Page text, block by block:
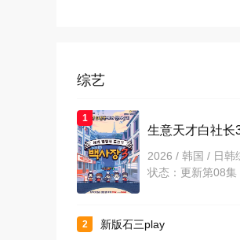
综艺
1
生意天才白社长
2026 / 韩国 / 日韩
状态：更新第08集
2 新版石三play